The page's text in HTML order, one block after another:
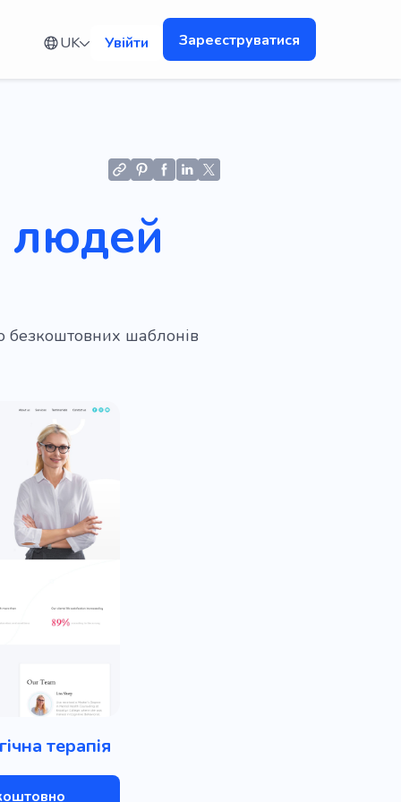
UK Увійти Зареєструватися
людей
безкоштовних шаблонів
терапія